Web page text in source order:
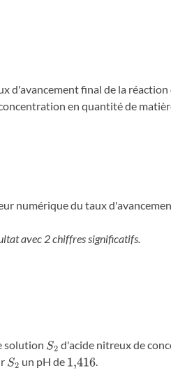
d'avancement final de la réaction
en quantité de
numérique du taux
avec 2 chiffres significatifs.
solution S2 d'acide nitreux de
S2 un pH de 1,416.